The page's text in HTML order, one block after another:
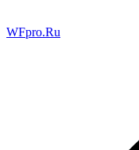
WFpro.Ru